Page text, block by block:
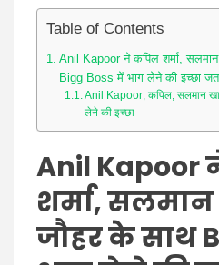
Table of Contents
Anil Kapoor ने कपिल शर्मा,
Bigg Boss में भाग लेने की इच्छा
Anil Kapoor; कपिल, सलमान
लेने की इच्छा
Anil Kapoor
शर्मा,
जौहर के साथ